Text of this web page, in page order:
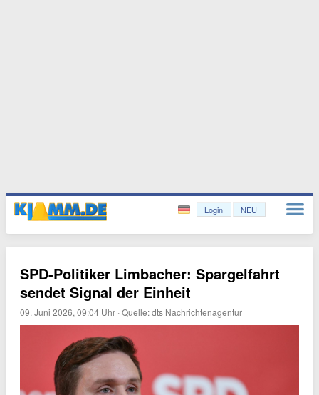
Login NEU
SPD-Politiker Limbacher: Spargelfahrt
sendet Signal der Einheit
09. Juni 2026, 09:04 Uhr ·Quelle:dts Nachrichtenagentur